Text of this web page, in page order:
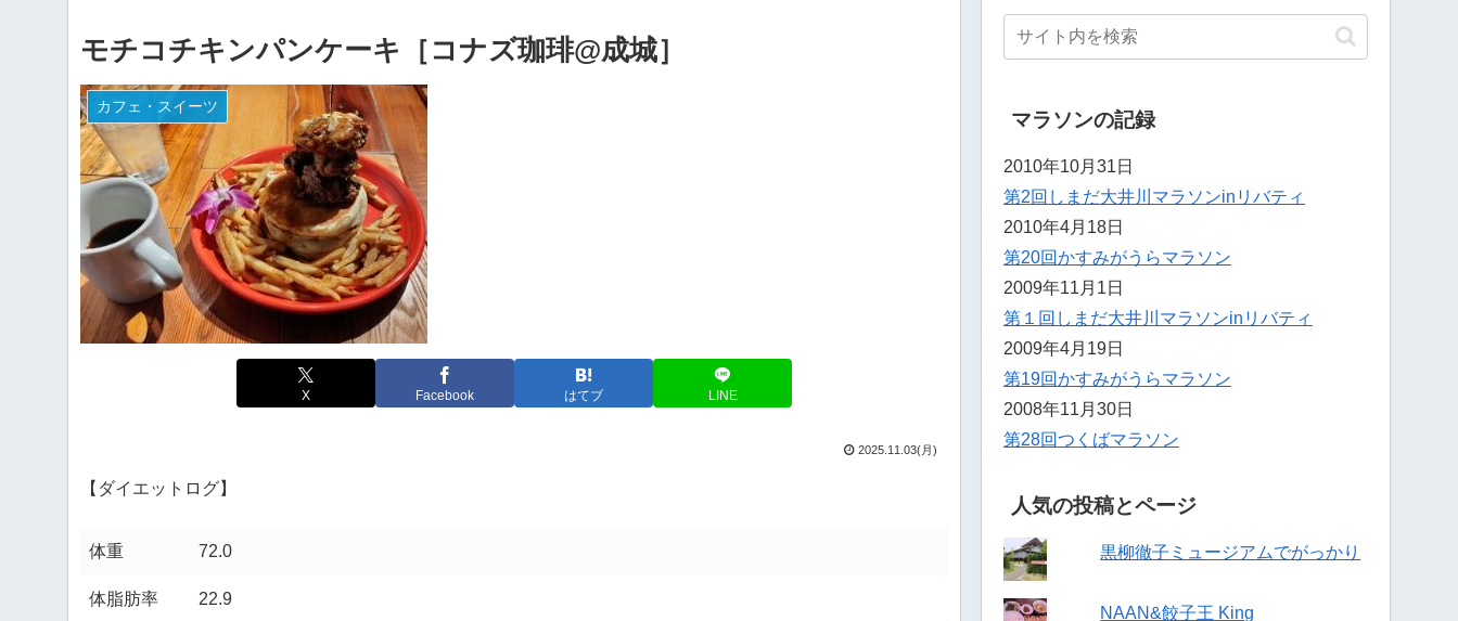
モチコチキンパンケーキ［コナズ珈琲@成城］
カフェ・スイーツ
X Facebook はてブ LINE
2025.11.03(月)
【ダイエットログ】
体重 72.0
体脂肪率 22.9
マラソンの記録
2010年10月31日
第2回しまだ大井川マラソンinリバティ
2010年4月18日
第20回かすみがうらマラソン
2009年11月1日
第１回しまだ大井川マラソンinリバティ
2009年4月19日
第19回かすみがうらマラソン
2008年11月30日
第28回つくばマラソン
人気の投稿とページ
黒柳徹子ミュージアムでがっかり
NAAN&餃子王 King